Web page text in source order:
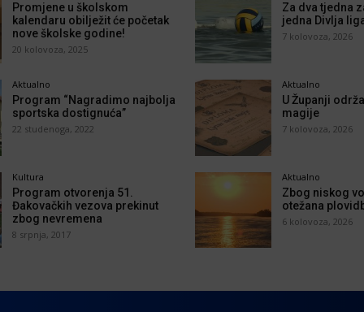
Promjene u školskom
kalendaru obilježit će početak
nove školske godine!
20 kolovoza, 2025
Aktualno
Program “Nagradimo najbolja
sportska dostignuća”
22 studenoga, 2022
Kultura
Program otvorenja 51.
Đakovačkih vezova prekinut
zbog nevremena
8 srpnja, 2017
Za dva tjedna
jedna Divlja
7 kolovoza, 2026
Aktualno
U Županji
magije
7 kolovoza, 2026
Aktualno
Zbog niskog
otežana
6 kolovoza, 2026